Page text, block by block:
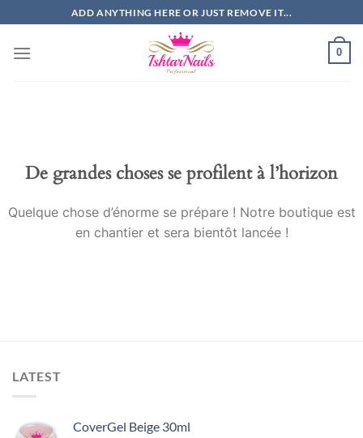
au
contenu
ADD ANYTHING HERE OR JUST REMOVE IT...
0
De grandes choses se profilent à l’horizon
Quelque chose d’énorme se prépare ! Notre boutique est
en chantier et sera bientôt lancée !
LATEST
CoverGel Beige 30ml